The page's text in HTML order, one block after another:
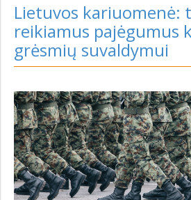
Lietuvos kariuomenė:
reikiamus pajėgumus
grėsmių suvaldymui